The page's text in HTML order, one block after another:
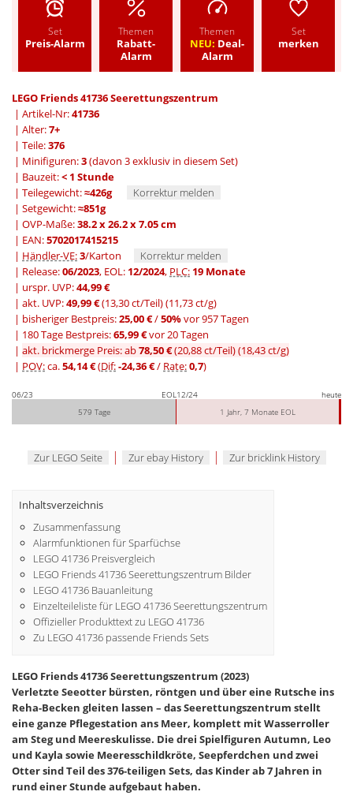
Set
Preis-Alarm
Themen
Rabatt-
Alarm
Themen
NEU: Deal-
Alarm
Set
merken
LEGO Friends 41736 Seerettungszentrum
| Artikel-Nr:41736
| Alter:7+
| Teile:376
| Minifiguren:3(davon 3 exklusiv in diesem Set)
| Bauzeit:< 1 Stunde
| Teilegewicht:≈426g
Korrektur melden
| Setgewicht:≈851g
| OVP-Maße:38.2 x 26.2 x 7.05 cm
| EAN:5702017415215
| Händler-VE:3/Karton
Korrektur melden
| Release:06/2023, EOL: 12/2024, PLC: 19 Monate
| urspr. UVP:44,99 €
| akt. UVP:49,99 €(13,30 ct/Teil)(11,73 ct/g)
| bisheriger Bestpreis:25,00 €/50%vor 957 Tagen
| 180 Tage Bestpreis:65,99 €vor 20 Tagen
| akt. brickmerge Preis: ab78,50 €(20,88 ct/Teil)(18,43 ct/g)
| POV:ca.54,14 €(Dif:-24,36 €/ Rate:0,7)
06/23 EOL 12/24
heute
579 Tage
1 Jahr, 7 Monate EOL
Zur LEGO Seite | Zur ebay History | Zur bricklink History
Inhaltsverzeichnis
Zusammenfassung
Alarmfunktionen für Sparfüchse
LEGO 41736 Preisvergleich
LEGO Friends 41736 Seerettungszentrum Bilder
LEGO 41736 Bauanleitung
Einzelteileliste für LEGO 41736 Seerettungszentrum
Offizieller Produkttext zu LEGO 41736
Zu LEGO 41736 passende Friends Sets
LEGO Friends 41736 Seerettungszentrum (2023)
Verletzte Seeotter bürsten, röntgen und über eine Rutsche ins
Reha-Becken gleiten lassen – das Seerettungszentrum stellt
eine ganze Pflegestation ans Meer, komplett mit Wasserroller
am Steg und Meereskulisse. Die drei Spielfiguren Autumn, Leo
und Kayla sowie Meeresschildkröte, Seepferdchen und zwei
Otter sind Teil des 376-teiligen Sets, das Kinder ab 7 Jahren in
rund einer Stunde aufgebaut haben.